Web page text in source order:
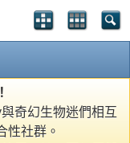
奇幻生物迷們相互
性社群。